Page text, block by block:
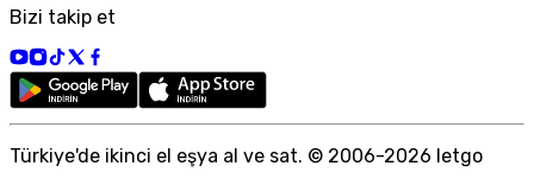
Bizi takip et
Türkiye'de ikinci el eşya al ve sat. © 2006-2026 letgo